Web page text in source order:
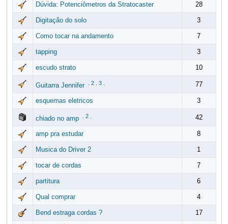
Dúvida: Potenciômetros da Stratocaster 28
Digitação do solo 3
Como tocar na andamento 7
tapping 3
escudo strato 10
Guitarra Jennifer 2. 3. 77
esquemas eletricos 3
chiado no amp 2. 42
amp pra estudar 8
Musica do Driver 2 1
tocar de cordas 7
partitura 6
Qual comprar 4
Bend estraga cordas ? 17